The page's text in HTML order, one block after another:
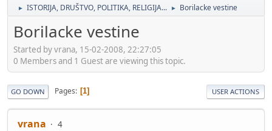
► ISTORIJA, DRUŠTVO, POLITIKA, RELIGIJA... ► Borilacke vestine
Borilacke vestine
Started by vrana, 15-02-2008, 22:27:05
0 Members and 1 Guest are viewing this topic.
GO DOWN Pages 1 USER ACTIONS
vrana 4